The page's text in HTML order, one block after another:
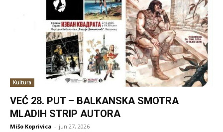
Kultura
VEĆ 28. PUT – BALKANSKA SMOTRA
MLADIH STRIP AUTORA
Mišo Koprivica - jun 27, 2026